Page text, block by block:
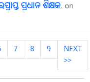
ପ୍ରଧାନ ଶିକ୍ଷକ, on
7 8 9
NEXT
>>